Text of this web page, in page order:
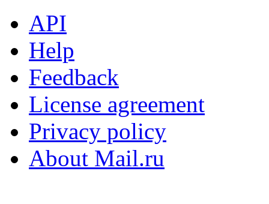
API
Help
Feedback
License agreement
Privacy policy
About Mail.ru